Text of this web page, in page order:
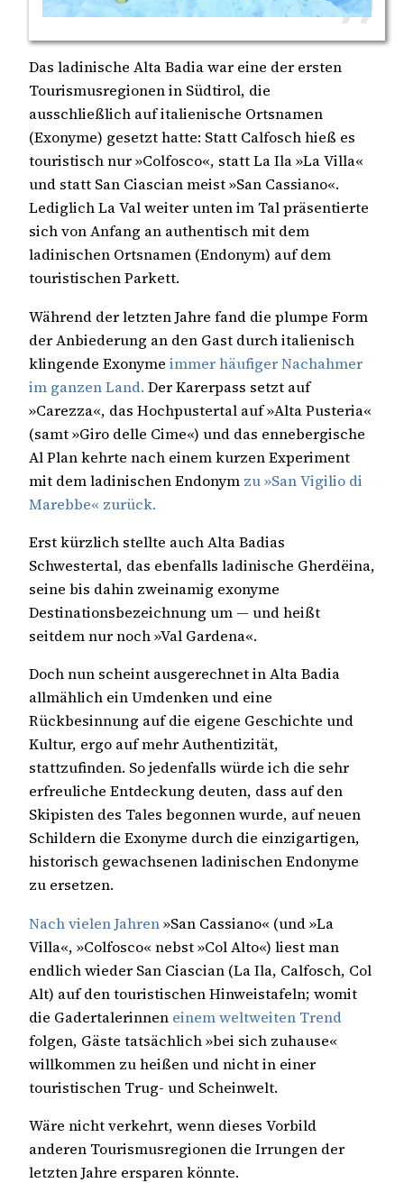
Das ladinische Alta Badia war eine der ersten
Tourismusregionen in Südtirol, die
ausschließlich auf italienische Ortsnamen
(Exonyme) gesetzt hatte: Statt Calfosch hieß es
touristisch nur »Colfosco«, statt La Ila »La Villa«
und statt San Ciascian meist »San Cassiano«.
Lediglich La Val weiter unten im Tal präsentierte
sich von Anfang an authentisch mit dem
ladinischen Ortsnamen (Endonym) auf dem
touristischen Parkett.
Während der letzten Jahre fand die plumpe Form
der Anbiederung an den Gast durch italienisch
klingende Exonyme immer häufiger Nachahmer
im ganzen Land. Der Karerpass setzt auf
»Carezza«, das Hochpustertal auf »Alta Pusteria«
(samt »Giro delle Cime«) und das ennebergische
Al Plan kehrte nach einem kurzen Experiment
mit dem ladinischen Endonym zu »San Vigilio di
Marebbe« zurück.
Erst kürzlich stellte auch Alta Badias
Schwestertal, das ebenfalls ladinische Gherdëina,
seine bis dahin zweinamig exonyme
Destinationsbezeichnung um — und heißt
seitdem nur noch »Val Gardena«.
Doch nun scheint ausgerechnet in Alta Badia
allmählich ein Umdenken und eine
Rückbesinnung auf die eigene Geschichte und
Kultur, ergo auf mehr Authentizität,
stattzufinden. So jedenfalls würde ich die sehr
erfreuliche Entdeckung deuten, dass auf den
Skipisten des Tales begonnen wurde, auf neuen
Schildern die Exonyme durch die einzigartigen,
historisch gewachsenen ladinischen Endonyme
zu ersetzen.
Nach vielen Jahren»San Cassiano« (und »La
Villa«, »Colfosco« nebst »Col Alto«) liest man
endlich wieder San Ciascian (La Ila, Calfosch, Col
Alt) auf den touristischen Hinweistafeln; womit
die Gadertalerinnen einemweltweiten Trend
folgen, Gäste tatsächlich »bei sich zuhause«
willkommen zu heißen und nicht in einer
touristischen Trug- und Scheinwelt.
Wäre nicht verkehrt, wenn dieses Vorbild
anderen Tourismusregionen die Irrungen der
letzten Jahre ersparen könnte.